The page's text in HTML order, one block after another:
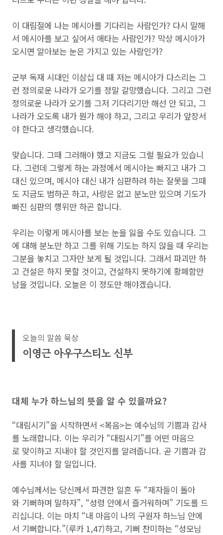
이 대림절에 나는 메시아를 기다리는 사람인가? 다시 말해
서 메시아를 보고 싶어서 애타는 사람인가? 막상 메시아가
오시면 알아보는 눈은 가지고 있는 사람인가?
군부 독재 시대인 이삼십 대 때 저는 메시아가 다스리는 그
런 정의로운 나라가 오기를 정말 갈망했습니다. 그리고 그런
정의로운 나라가 오기를 그저 기다리기만 해선 안 되고, 그
나라가 오도록 내가 뭔가 해야 하고, 그리고 우리가 앞장서
야 한다고 생각했습니다.
맞습니다. 그때 그러해야 했고 지금도 그럴 필요가 있습니
다. 그런데 그렇게 하는 과정에서 메시아는 빠지고 내가 그
대신 있으며, 메시아 대신 내가 심판하려 하는 잘못을 그때
도 지금도 범하곤 하고, 사랑은 없고 분노만 있으며 기도가
빠진 심판의 행위만 하곤 합니다.
우리는 이렇게 메시아를 보는 눈을 잃을 수도 있습니다. 그
에 대해 분노만 하고 그를 위해 기도는 하지 않을 때 우리는
그분을 놓치고 그자만 보게 될 것입니다. 그래서 파괴만 하
고 건설은 하지 못할 것이고, 건설하지 못하기에 황폐함만
남을 것입니다. 오늘은 이 정도만 해야겠습니다.
오늘의 말씀 묵상
이영근 아우구스티노 신부
대체 누가 하느님의 뜻을 알 수 있을까요?
“대림시기”을 시작하면서 <복음>는 예수님의 기쁨과 감사
를 노래합니다. 이는 우리가 “대림시기”를 어떤 마음으
로 맞이하고 지내야 할 것인지를 알려줍니다. 곧 기쁨과 감
사를 지녀야 할 일입니다.
예수님께서는 당신께서 파견한 일흔 두 “제자들이 돌아
와 기뻐하며 말하자”, “성령 안에서 즐거워하며” 기도를 드
리십니다. 이는 마치 “내 마음이 나의 구원자 하느님 안에
서 기뻐합니다.”(루카 1,47)하고, 기뻐 찬미하는 “성모님